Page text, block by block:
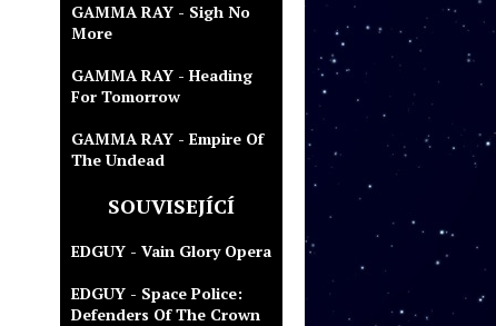
GAMMA RAY - Sigh No
More
GAMMA RAY - Heading
For Tomorrow
GAMMA RAY - Empire Of
The Undead
SOUVISEJÍCÍ
EDGUY - Vain Glory Opera
EDGUY - Space Police:
Defenders Of The Crown